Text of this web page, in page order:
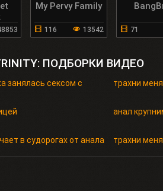
My Pervy Family
116 13542 71
ПОДБОРКИ ВИДЕО
занялась сексом с
трахни
анал
в судорогах от анала трахни